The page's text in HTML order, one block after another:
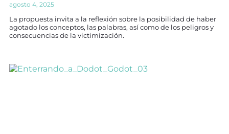
agosto 4, 2025
La propuesta invita a la reflexión sobre la posibilidad de haber
agotado los conceptos, las palabras, así como de los peligros y
consecuencias de la victimización.